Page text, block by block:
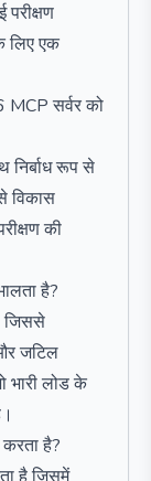
लिए एक
MCP सर्वर को
निर्बाध रूप से
विकास
की
है?
जिससे
जटिल
भारी लोड के
करता है?